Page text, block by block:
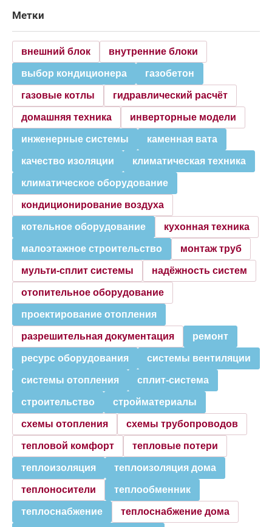
Метки
внешний блок внутренние блоки
выбор кондиционера газобетон
газовые котлы гидравлический расчёт
домашняя техника инверторные модели
инженерные системы каменная вата
качество изоляции климатическая техника
климатическое оборудование
кондиционирование воздуха
котельное оборудование кухонная техника
малоэтажное строительство монтаж труб
мульти-сплит системы надёжность систем
отопительное оборудование
проектирование отопления
разрешительная документация ремонт
ресурс оборудования системы вентиляции
системы отопления сплит-система
строительство стройматериалы
схемы отопления схемы трубопроводов
тепловой комфорт тепловые потери
теплоизоляция теплоизоляция дома
теплоносители теплообменник
теплоснабжение теплоснабжение дома